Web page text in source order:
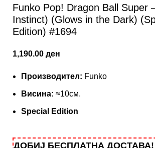
Funko Pop! Dragon Ball Super
Instinct) (Glows in the Dark)
Edition) #1694
1,190.00 ден
Производител: Funko
Висина: ≈10см.
Special Edition
ДОБИЈ БЕСПЛАТНА ДОСТАВА!